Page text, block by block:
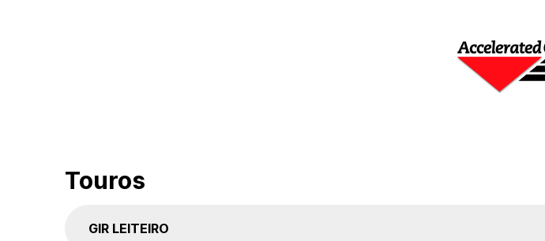
Touros
GIR LEITEIRO